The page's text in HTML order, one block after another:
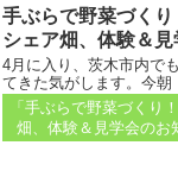
手ぶらで野菜づく
シェア畑、体験＆
4月に入り、茨木市内で
てきた気がします。今朝
しましたが。 それでも
心地イイ季節です。 今
学会のご案内を...
「手ぶらで野菜づくり
畑、体験＆見学会のお